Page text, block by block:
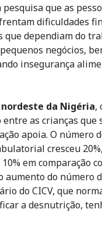
que as
dificuldades
que dependiam do
negócios,
insegurança
da Nigéria,
as crianças que
apoia. O número
cresceu
em comparação
aumento do número
do CICV, que
a desnutrição,